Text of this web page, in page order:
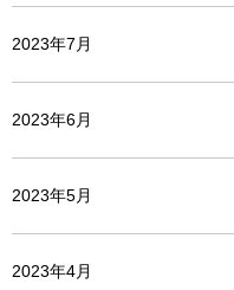
2023年7月
2023年6月
2023年5月
2023年4月